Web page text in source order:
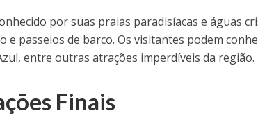
por suas praias paradisíacas e águas
e passeios de barco. Os visitantes podem
entre outras atrações imperdíveis da região.
Finais